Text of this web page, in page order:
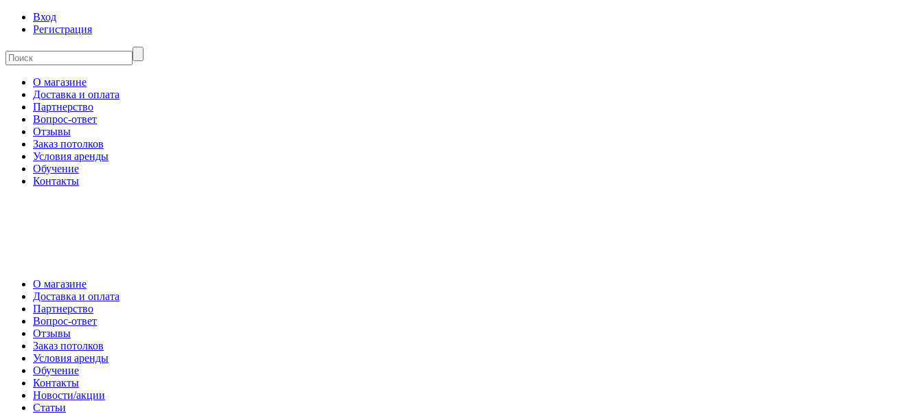
Вход
Регистрация
О магазине
Доставка и оплата
Партнерство
Вопрос-ответ
Отзывы
Заказ потолков
Условия аренды
Обучение
Контакты
О магазине
Доставка и оплата
Партнерство
Вопрос-ответ
Отзывы
Заказ потолков
Условия аренды
Обучение
Контакты
Новости/акции
Статьи